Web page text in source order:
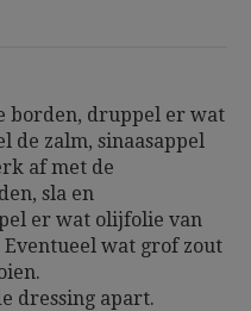
borden, druppel er wat
de zalm, sinaasappel
af met de
sla en
er wat olijfolie van
wat grof zout
dressing apart.